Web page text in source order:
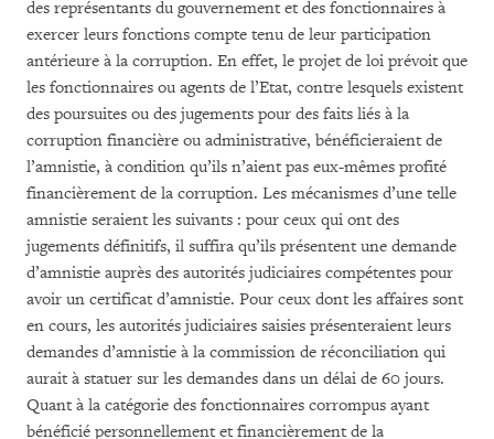
des représentants du gouvernement et des fonctionnaires à
exercer leurs fonctions compte tenu de leur participation
antérieure à la corruption. En effet, le projet de loi prévoit que
les fonctionnaires ou agents de l’Etat, contre lesquels existent
des poursuites ou des jugements pour des faits liés à la
corruption financière ou administrative, bénéficieraient de
l’amnistie, à condition qu’ils n’aient pas eux-mêmes profité
financièrement de la corruption. Les mécanismes d’une telle
amnistie seraient les suivants : pour ceux qui ont des
jugements définitifs, il suffira qu’ils présentent une demande
d’amnistie auprès des autorités judiciaires compétentes pour
avoir un certificat d’amnistie. Pour ceux dont les affaires sont
en cours, les autorités judiciaires saisies présenteraient leurs
demandes d’amnistie à la commission de réconciliation qui
aurait à statuer sur les demandes dans un délai de 60 jours.
Quant à la catégorie des fonctionnaires corrompus ayant
bénéficié personnellement et financièrement de la